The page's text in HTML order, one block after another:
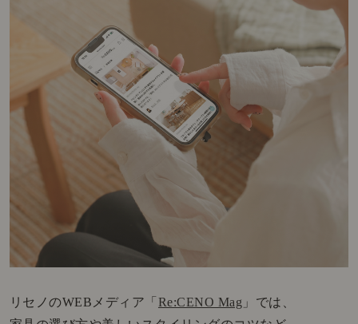
リセノのWEBメディア「 Re:CENO Mag 」では、